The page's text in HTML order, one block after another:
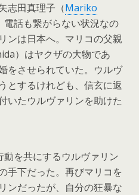
志田真理子（Mariko
電話も繋がらない状況なの
ンは日本へ。マリコの父親
）はヤクザの大物であ
をさせられていた。ウルヴ
とするけれども、信玄に返
いたウルヴァリンを助けた
動を共にするウルヴァリン
手下だった。再びマリコを
ンだったが、自分の狂暴な